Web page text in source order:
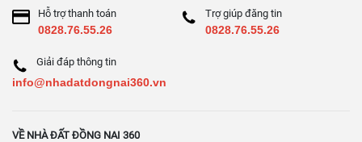
Hỗ trợ thanh toán
0828.76.55.26
Trợ giúp đăng tin
0828.76.55.26
Giải đáp thông tin
info@nhadatdongnai360.vn
VỀ NHÀ ĐẤT ĐỒNG NAI 360